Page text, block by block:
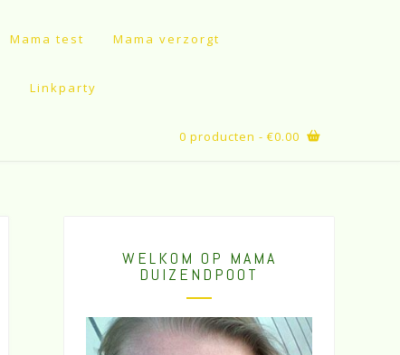
Mama test Mama verzorgt
Linkparty
0 producten - €0.00
WELKOM OP MAMA
DUIZENDPOOT